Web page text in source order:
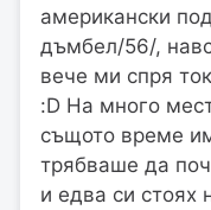
американски
дъмбел/56/,
вече ми спря
:D На много
същото време
трябваше да
и едва си стоях